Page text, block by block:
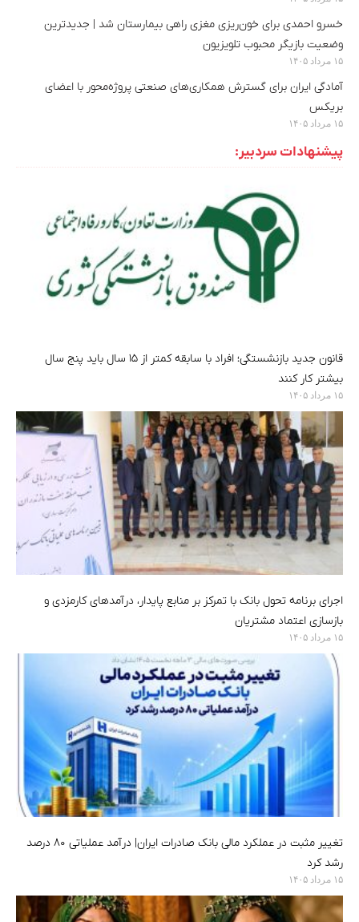
خسرو احمدی برای خون‌ریزی مغزی راهی بیمارستان شد | جدیدترین
وضعیت بازیگر محبوب تلویزیون
۱۵ مرداد ۱۴۰۵
آمادگی ایران برای گسترش همکاری‌های صنعتی پروژه‌محور با اعضای
بریکس
۱۵ مرداد ۱۴۰۵
پیشنهادات سردبیر:
قانون جدید بازنشستگی؛ افراد با سابقه کمتر از ۱۵ سال باید پنج سال
بیشتر کار کنند
۱۵ مرداد ۱۴۰۵
اجرای برنامه تحول بانک با تمرکز بر منابع پایدار، درآمدهای کارمزدی و
بازسازی اعتماد مشتریان
۱۵ مرداد ۱۴۰۵
تغییر مثبت در عملکرد مالی بانک صادرات ایران| درآمد عملیاتی ۸۰ درصد
رشد کرد
۱۵ مرداد ۱۴۰۵